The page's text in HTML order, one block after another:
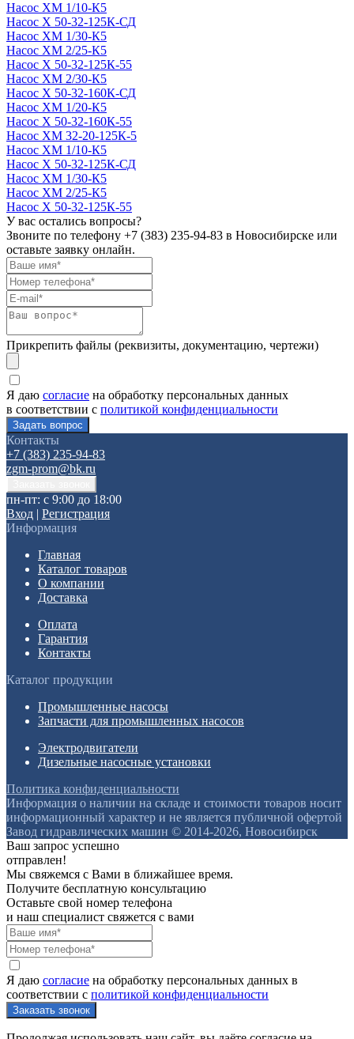
Насос ХМ 1/10-К5
Насос Х 50-32-125К-СД
Насос ХМ 1/30-К5
Насос ХМ 2/25-К5
Насос Х 50-32-125К-55
Насос ХМ 2/30-К5
Насос Х 50-32-160К-СД
Насос ХМ 1/20-К5
Насос Х 50-32-160К-55
Насос ХМ 32-20-125К-5
Насос ХМ 1/10-К5
Насос Х 50-32-125К-СД
Насос ХМ 1/30-К5
Насос ХМ 2/25-К5
Насос Х 50-32-125К-55
У вас остались вопросы?
Звоните по телефону +7 (383) 235-94-83 в Новосибирске или
оставьте заявку онлайн.
Прикрепить файлы (реквизиты, документацию, чертежи)
Я даю согласие на обработку персональных данных
в соответствии с политикой конфиденциальности
Контакты
+7 (383) 235-94-83
zgm-prom@bk.ru
пн-пт: с 9:00 до 18:00
Вход | Регистрация
Информация
Главная
Каталог товаров
О компании
Доставка
Оплата
Гарантия
Контакты
Каталог продукции
Промышленные насосы
Запчасти для промышленных насосов
Электродвигатели
Дизельные насосные установки
Политика конфиденциальности
Информация о наличии на складе и стоимости товаров носит
информационный характер и не является публичной офертой
Завод гидравлических машин © 2014-2026, Новосибирск
Ваш запрос успешно
отправлен!
Мы свяжемся с Вами в ближайшее время.
Получите бесплатную консультацию
Оставьте свой номер телефона
и наш специалист свяжется с вами
Я даю согласие на обработку персональных данных в
соответствии с политикой конфиденциальности